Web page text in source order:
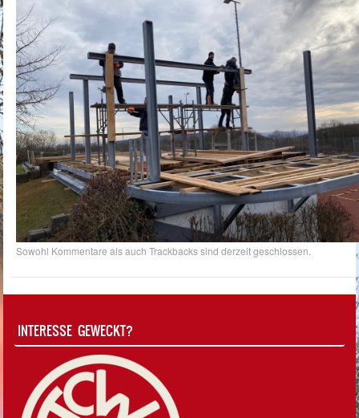
Sowohl Kommentare als auch Trackbacks sind derzeit geschlossen.
INTERESSE GEWECKT?